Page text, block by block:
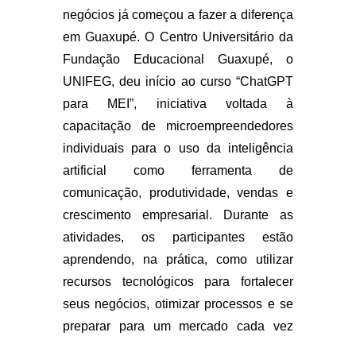
negócios já começou a fazer a diferença
em Guaxupé. O Centro Universitário da
Fundação Educacional Guaxupé, o
UNIFEG, deu início ao curso “ChatGPT
para MEI”, iniciativa voltada à
capacitação de microempreendedores
individuais para o uso da inteligência
artificial como ferramenta de
comunicação, produtividade, vendas e
crescimento empresarial. Durante as
atividades, os participantes estão
aprendendo, na prática, como utilizar
recursos tecnológicos para fortalecer
seus negócios, otimizar processos e se
preparar para um mercado cada vez